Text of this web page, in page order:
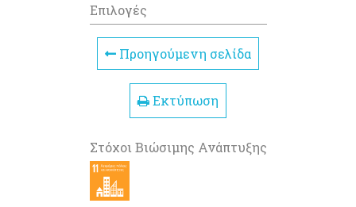
Επιλογές
Προηγούμενη σελίδα
Εκτύπωση
Στόχοι Βιώσιμης Ανάπτυξης